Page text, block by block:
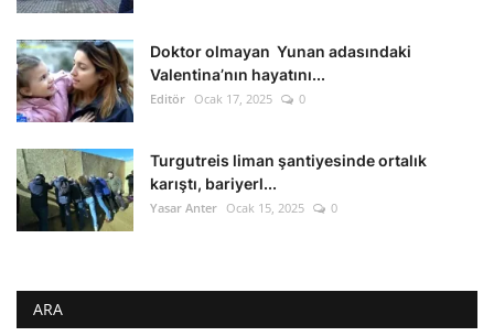
Doktor olmayan Yunan adasındaki
Valentina’nın hayatını...
Editör Ocak 17, 2025 0
Turgutreis liman şantiyesinde ortalık
karıştı, bariyerl...
Yasar Anter Ocak 15, 2025 0
ARA